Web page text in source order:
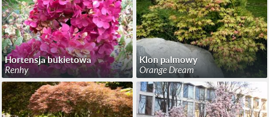
Hortensja bukietowa
Renhy
Klon palmowy
Orange Dream